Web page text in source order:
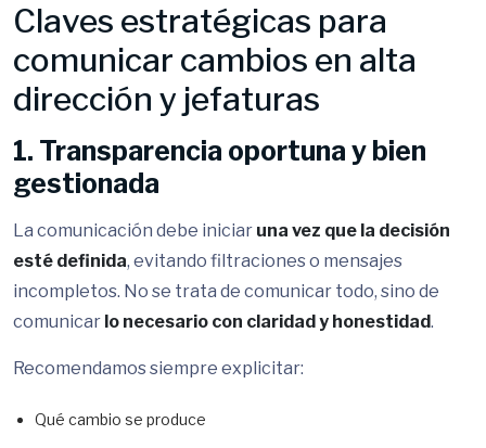
Claves estratégicas para
comunicar cambios en alta
dirección y jefaturas
1. Transparencia oportuna y bien
gestionada
La comunicación debe iniciar una vez que la decisión
esté definida, evitando filtraciones o mensajes
incompletos. No se trata de comunicar todo, sino de
comunicar lo necesario con claridad y honestidad.
Recomendamos siempre explicitar:
Qué cambio se produce